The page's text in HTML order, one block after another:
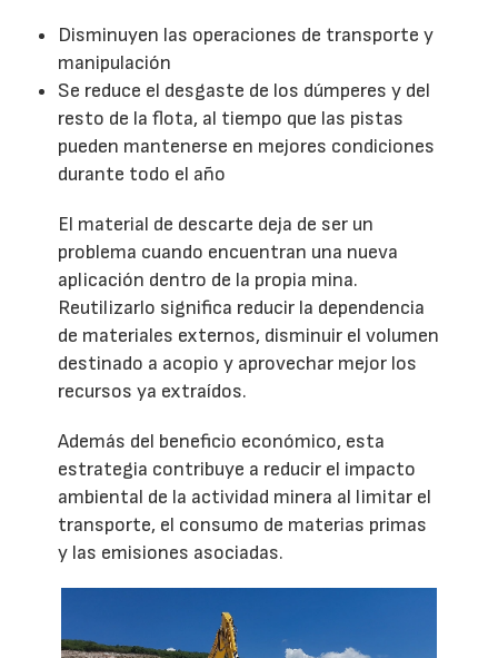
Disminuyen las operaciones de transporte y
manipulación
Se reduce el desgaste de los dúmperes y del
resto de la flota, al tiempo que las pistas
pueden mantenerse en mejores condiciones
durante todo el año
El material de descarte deja de ser un
problema cuando encuentran una nueva
aplicación dentro de la propia mina.
Reutilizarlo significa reducir la dependencia
de materiales externos, disminuir el volumen
destinado a acopio y aprovechar mejor los
recursos ya extraídos.
Además del beneficio económico, esta
estrategia contribuye a reducir el impacto
ambiental de la actividad minera al limitar el
transporte, el consumo de materias primas
y las emisiones asociadas.